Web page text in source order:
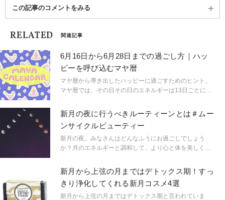
この記事のコメントをみる
RELATED 関連記事
6月16日から6月28日までの過ごし方｜ハッ
ピーを呼び込むマヤ暦
マヤ暦から導き出したハッピーに過ごすためのヒント。
マヤ暦では、その日その日のエネルギーは13日ごとに区
すれば楽しく過ごせるの？」「おすすめのヨガポーズ
は？」13日ごとにお届けします！
新月の夜に行うべきルーティーンとは＃ムー
ンサイクルビューティー
新月の夜。みなさんはどんなふうにお過ごしでしょう
か？月のエネルギーと調和して、より心と体を美しくで
新月から上弦の月まではデトックス期！すっ
きり浄化してくれる新月コスメ4選
新月から上弦の月まではデトックス期と言われていま